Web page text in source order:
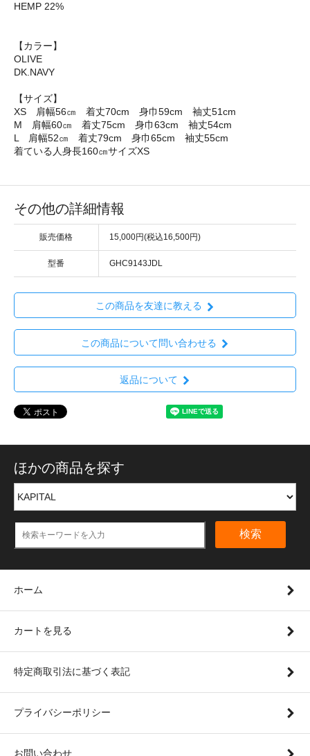
HEMP 22%
【カラー】
OLIVE
DK.NAVY
【サイズ】
XS 肩幅56㎝ 着丈70cm 身巾59cm 袖丈51cm
M 肩幅60㎝ 着丈75cm 身巾63cm 袖丈54cm
L 肩幅52㎝ 着丈79cm 身巾65cm 袖丈55cm
着ている人身長160㎝サイズXS
その他の詳細情報
販売価格 15,000円(税込16,500円)
型番 GHC9143JDL
この商品を友達に教える
この商品について問い合わせる
返品について
ほかの商品を探す
検索
ホーム
カートを見る
特定商取引法に基づく表記
プライバシーポリシー
お問い合わせ